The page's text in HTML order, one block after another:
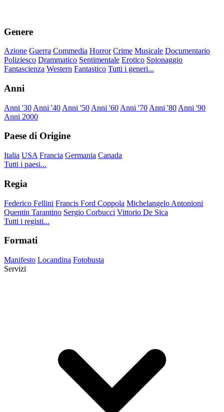
Genere
Azione Guerra Commedia Horror Crime Musicale Documentario
Poliziesco Drammatico Sentimentale Erotico Spionaggio
Fantascienza Western Fantastico Tutti i generi...
Anni
Anni '30 Anni '40 Anni '50 Anni '60 Anni '70 Anni '80 Anni '90
Anni 2000
Paese di Origine
Italia USA Francia Germania Canada
Tutti i paesi...
Regia
Federico Fellini Francis Ford Coppola Michelangelo Antonioni
Quentin Tarantino Sergio Corbucci Vittorio De Sica
Tutti i registi...
Formati
Manifesto Locandina Fotobusta
Servizi